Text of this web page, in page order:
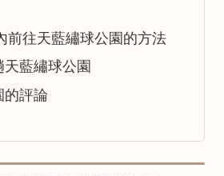
前往天藍繡球公園的方法
藍繡球公園
的評論